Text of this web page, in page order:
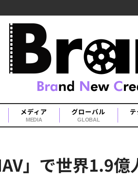
メディア
MEDIA
グローバル
GLOBAL
」で世界1.9億